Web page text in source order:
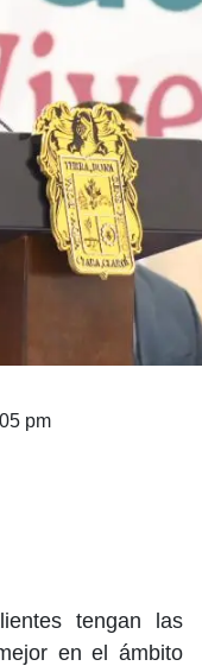
pm
tengan las
en el ámbito